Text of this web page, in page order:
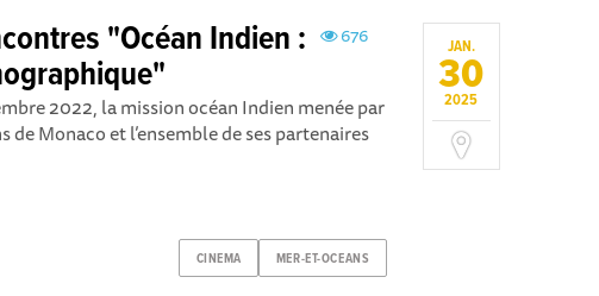
JAN.
30
2025
676
"Océan Indien :
2022, la mission océan Indien menée par
Monaco et l’ensemble de ses partenaires
CINEMA MER-ET-OCEANS